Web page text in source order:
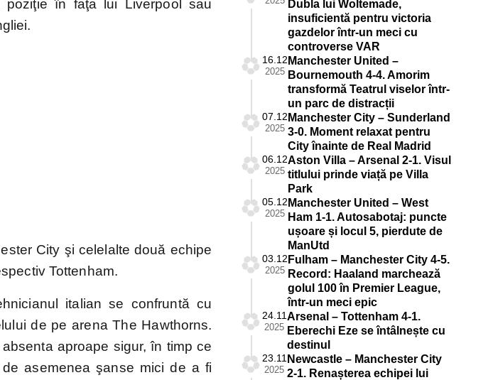
în faţa lui Liverpool sau
City şi celelalte două echipe
Tottenham.
italian se confruntă cu
de pe arena The Hawthorns.
aproape sigur, în timp ce
asemenea şanse mici de a fi
Dubla lui Woltemade,
insuficientă pentru victoria
gazdelor într-un meci cu
controverse VAR
16.12
2025
Manchester United –
Bournemouth 4-4. Amorim
transformă Teatrul viselor într-
un parc de distracții
07.12
2025
Manchester City – Sunderland
3-0. Moment relaxat pentru
City înainte de Real Madrid
06.12
2025
Aston Villa – Arsenal 2-1. Visul
titlului prinde viață pe Villa
Park
05.12
2025
Manchester United – West
Ham 1-1. Autosabotaj: puncte
ușoare și locul 5, pierdute de
ManUtd
03.12
2025
Fulham – Manchester City 4-5.
Record: Haaland marchează
golul 100 în Premier League,
într-un meci epic
24.11
2025
Arsenal – Tottenham 4-1.
Eberechi Eze se întâlnește cu
destinul
23.11
2025
Newcastle – Manchester City
2-1. Renașterea echipei lui